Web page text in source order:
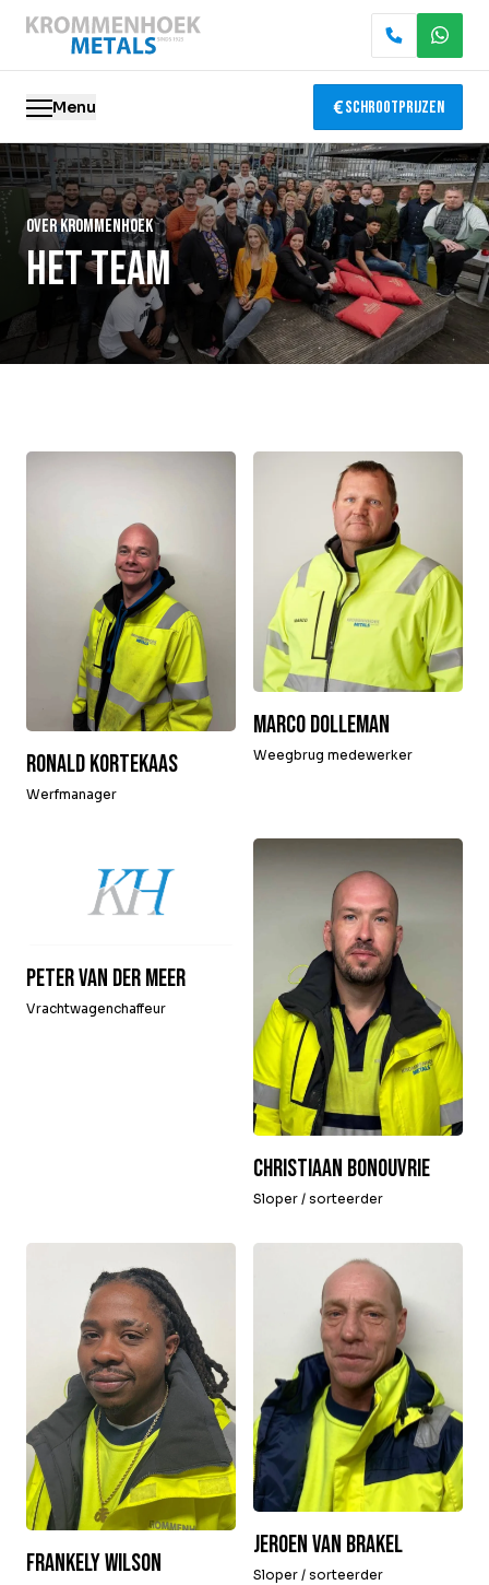
Menu Schrootprijzen
Oude metalen
Elektronica recycling
Slopen & demontage
Katalysator recycling
Werken bij
Direct inleveren Ophaalservice
Over krommenhoek
Het team
Ronald Kortekaas
Werfmanager
Marco Dolleman
Weegbrug medewerker
Peter van der Meer
Vrachtwagenchaffeur
Christiaan Bonouvrie
Sloper / sorteerder
Frankely Wilson
Jeroen van Brakel
Sloper / sorteerder